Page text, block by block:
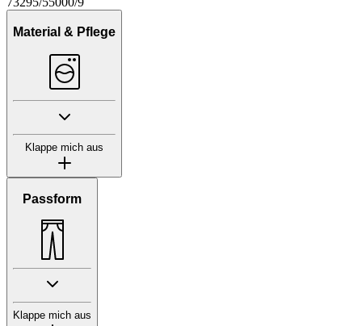
Material & Pflege
Klappe mich aus
Passform
Klappe mich aus